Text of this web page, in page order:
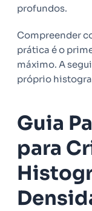
profundos.
Compreender
prática é o
máximo. A
próprio
Guia
para